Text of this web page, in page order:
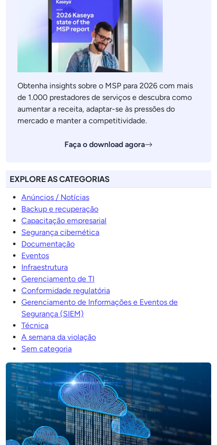
Obtenha insights sobre o MSP para 2026 com mais
de 1.000 prestadores de serviços e descubra como
aumentar a receita, adaptar-se às pressões do
mercado e manter a competitividade.
Faça o download agora
EXPLORE AS CATEGORIAS
Anúncios / Notícias
Backup e recuperação
Capacitação empresarial
Segurança cibernética
Documentação
Eventos
Infraestrutura
Gerenciamento de TI
Conformidade regulatória
Gerenciamento de Informações e Eventos de
Segurança (SIEM)
Técnica
A semana da violação
Sem categoria